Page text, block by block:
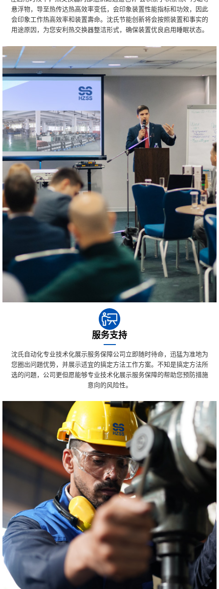
悬浮物，导至热传达热高效率变低，会印象装置性能指标和功效，因此
会印象工作热高效率和装置壽命。沈氏节能创新将会按照装置和事实的
用途原因，为您安利热交换器整洁形式，确保装置优良启用睡眠状态。
服务支持
沈氏自动化专业技术化展示服务保障公司立即随时待命，迅猛为准地为
您圈出问題优势，并展示适宜的搞定方法工作方案。不知是搞定方法所
选的问題，公司更但愿能够专业技术化展示服务保障的帮助您预防措施
意向的风险性。